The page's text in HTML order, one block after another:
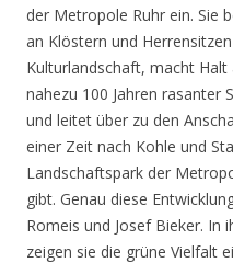
der Metropole Ruhr ein. Sie
an Klöstern und
Kulturlandschaft, macht
nahezu 100 Jahren rasanter
und leitet über zu den
einer Zeit nach Kohle und
Landschaftspark der
gibt. Genau diese
Romeis und Josef Bieker. In
zeigen sie die grüne Vielfalt